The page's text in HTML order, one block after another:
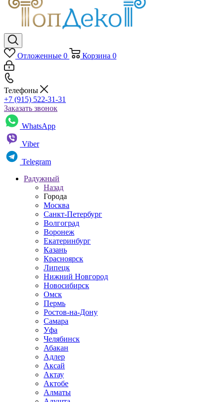
Отложенные 0 Корзина 0
Телефоны
+7 (915) 522-31-31
Заказать звонок
WhatsApp
Viber
Telegram
Радужный
Назад
Города
Москва
Санкт-Петербург
Волгоград
Воронеж
Екатеринбург
Казань
Красноярск
Липецк
Нижний Новгород
Новосибирск
Омск
Пермь
Ростов-на-Дону
Самара
Уфа
Челябинск
Абакан
Адлер
Аксай
Актау
Актобе
Алматы